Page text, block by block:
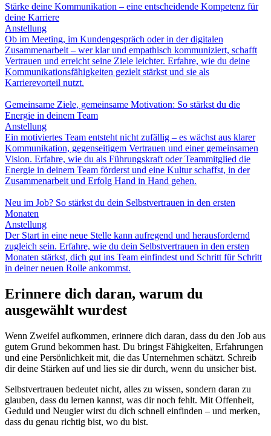
Stärke deine Kommunikation – eine entscheidende Kompetenz für
deine Karriere
Anstellung
Ob im Meeting, im Kundengespräch oder in der digitalen
Zusammenarbeit – wer klar und empathisch kommuniziert, schafft
Vertrauen und erreicht seine Ziele leichter. Erfahre, wie du deine
Kommunikationsfähigkeiten gezielt stärkst und sie als
Karrierevorteil nutzt.
Gemeinsame Ziele, gemeinsame Motivation: So stärkst du die
Energie in deinem Team
Anstellung
Ein motiviertes Team entsteht nicht zufällig – es wächst aus klarer
Kommunikation, gegenseitigem Vertrauen und einer gemeinsamen
Vision. Erfahre, wie du als Führungskraft oder Teammitglied die
Energie in deinem Team förderst und eine Kultur schaffst, in der
Zusammenarbeit und Erfolg Hand in Hand gehen.
Neu im Job? So stärkst du dein Selbstvertrauen in den ersten
Monaten
Anstellung
Der Start in eine neue Stelle kann aufregend und herausfordernd
zugleich sein. Erfahre, wie du dein Selbstvertrauen in den ersten
Monaten stärkst, dich gut ins Team einfindest und Schritt für Schritt
in deiner neuen Rolle ankommst.
Erinnere dich daran, warum du
ausgewählt wurdest
Wenn Zweifel aufkommen, erinnere dich daran, dass du den Job aus
gutem Grund bekommen hast. Du bringst Fähigkeiten, Erfahrungen
und eine Persönlichkeit mit, die das Unternehmen schätzt. Schreib
dir deine Stärken auf und lies sie dir durch, wenn du unsicher bist.
Selbstvertrauen bedeutet nicht, alles zu wissen, sondern daran zu
glauben, dass du lernen kannst, was dir noch fehlt. Mit Offenheit,
Geduld und Neugier wirst du dich schnell einfinden – und merken,
dass du genau richtig bist, wo du bist.